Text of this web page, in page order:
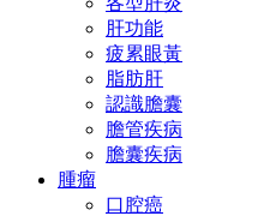
肝功能
疲累眼黃
脂肪肝
認識膽囊
膽管疾病
膽囊疾病
腫瘤
口腔癌